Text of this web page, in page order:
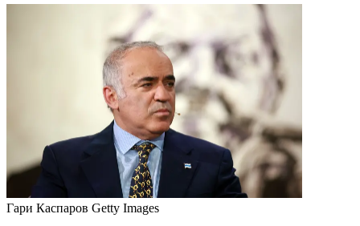
Гари Каспаров Getty Images